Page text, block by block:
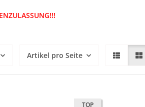
Artikel pro Seite
TOP